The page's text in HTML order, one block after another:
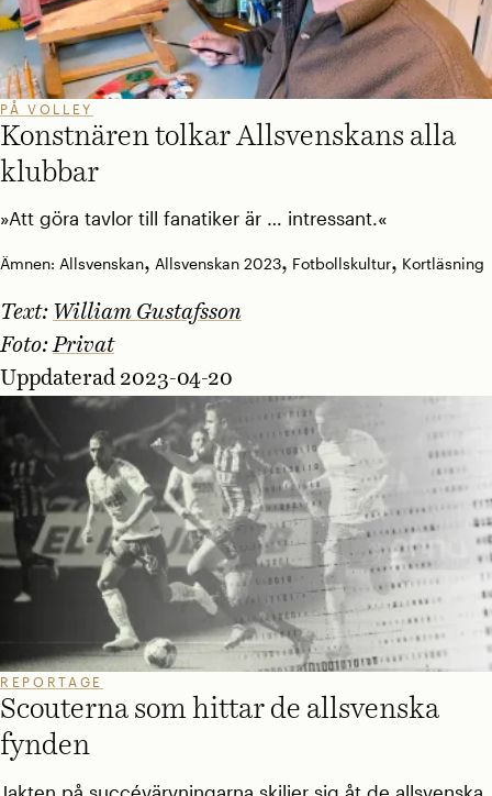
PÅ VOLLEY
Konstnären tolkar Allsvenskans alla
klubbar
»Att göra tavlor till fanatiker är … intressant.«
Ämnen: Allsvenskan, Allsvenskan 2023, Fotbollskultur, Kortläsning
Text: William Gustafsson
Foto:Privat
Uppdaterad 2023-04-20
REPORTAGE
Scouterna som hittar de allsvenska
fynden
Jakten på succévärvningarna skiljer sig åt de allsvenska